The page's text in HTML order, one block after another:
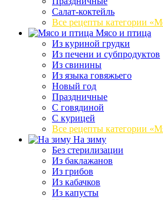
Салат-коктейль
Все рецепты категории
Мясо и птица
Из куриной грудки
Из печени и субпродуктов
Из свинины
Из языка говяжьего
Новый год
Праздничные
С говядиной
С курицей
Все рецепты категории
На зиму
Без стерилизации
Из баклажанов
Из грибов
Из кабачков
Из капусты